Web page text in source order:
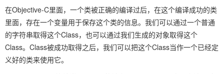
在Objective-C里面，一个类被正确的编译过后，在这个编译成功的类
里面，存在一个变量用于保存这个类的信息。我们可以通过一个普通
的字符串取得这个Class，也可以通过我们生成的对象取得这个
Class。Class被成功取得之后，我们可以把这个Class当作一个已经定
义好的类来使用它。